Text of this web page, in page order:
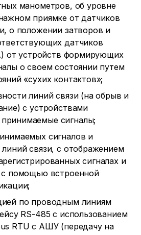
манометров, об уровне
приямке от датчиков
о положении затворов и
датчиков
от устройств формирующих
о своем состоянии путем
«сухих контактов»;
линий связи (на обрыв и
с устройствами
сигналы;
сигналов и
связи, с отображением
сигналах и
с помощью встроенной
по проводным линиям
RS-485 с использованием
RTU с АШУ (передачу на